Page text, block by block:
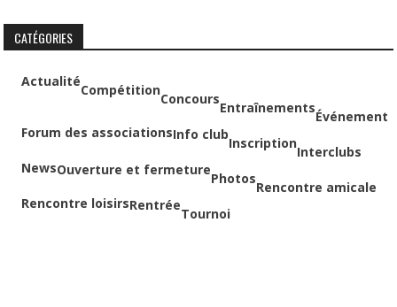
CATÉGORIES
Actualité
Compétition
Concours
Entraînements
Événement
Forum des associationsInfo club
Inscription
Interclubs
NewsOuverture et fermeture
Photos
Rencontre amicale
Rencontre loisirsRentrée
Tournoi